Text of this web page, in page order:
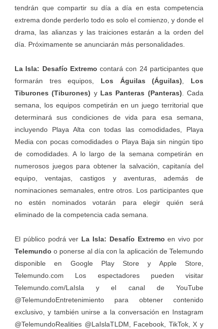
tendrán que compartir su día a día en esta competencia
extrema donde perderlo todo es solo el comienzo, y donde el
drama, las alianzas y las traiciones estarán a la orden del
día. Próximamente se anunciarán más personalidades.
La Isla: Desafío Extremo contará con 24 participantes que
formarán tres equipos, Los Águilas (Águilas)
Los
Tiburones (Tiburones) y Las Panteras (Panteras) . Cada
semana, los equipos competirán en un juego territorial que
determinará sus condiciones de vida para esa semana,
incluyendo Playa Alta con todas las comodidades, Playa
Media con pocas comodidades o Playa Baja sin ningún tipo
de comodidades. A lo largo de la semana competirán en
numerosos juegos para obtener la salvación, capitanía del
equipo, ventajas, castigos y aventuras, además de
nominaciones semanales, entre otros. Los participantes que
no estén nominados votarán para elegir quién será
eliminado de la competencia cada semana.
El público podrá ver La Isla: Desafío Extremo en vivo por
Telemundo o ponerse al día con la aplicación de Telemundo
disponible en Google Play Store y Apple Store,
Telemundo.com Los espectadores pueden visitar
Telemundo.com/LaIsla y el canal de YouTube
@TelemundoEntretenimiento para obtener contenido
exclusivo, y también unirse a la conversación en Instagram
@TelemundoRealities @LaIslaTLDM , Facebook, TikTok, X y